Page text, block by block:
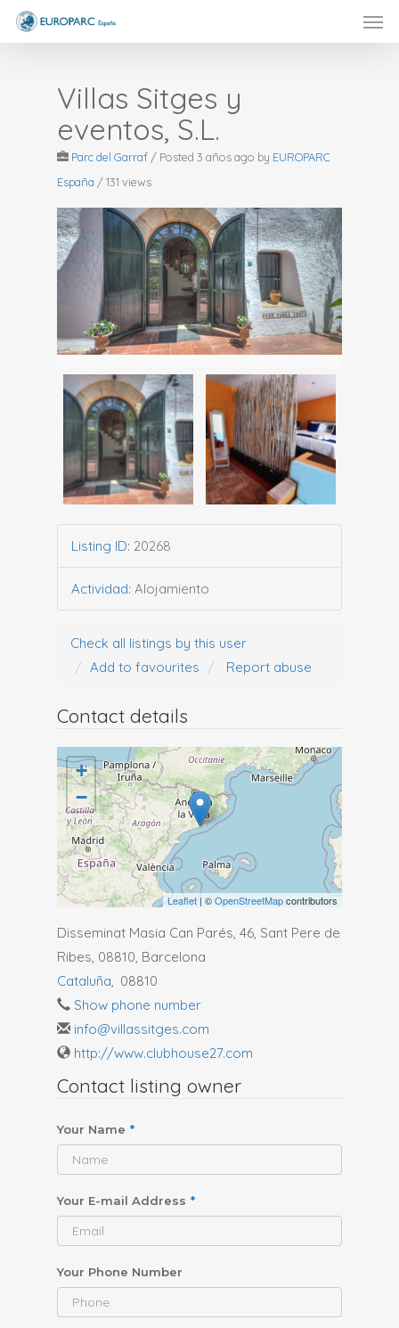
Skip
Villas Sitges y
eventos, S.L.
Parc del Garraf / Posted 3 años ago by EUROPARC
España / 131 views
Listing ID: 20268
Actividad: Alojamiento
Check all listings by this user
Add to favourites
Report abuse
Contact details
+
−
Leaflet | ©OpenStreetMapcontributors
Disseminat Masia Can Parés, 46, Sant Pere de
Ribes, 08810, Barcelona
Cataluña, 08810
Show phone number
info@villassitges.com
http://www.clubhouse27.com
Contact listing owner
Your Name *
Your E-mail Address *
Your Phone Number